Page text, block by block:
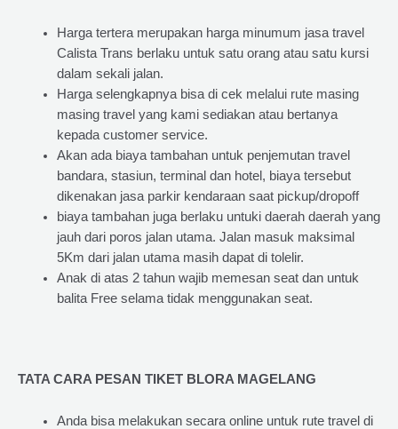
Harga tertera merupakan harga minumum jasa travel
Calista Trans berlaku untuk satu orang atau satu kursi
dalam sekali jalan.
Harga selengkapnya bisa di cek melalui rute masing
masing travel yang kami sediakan atau bertanya
kepada customer service.
Akan ada biaya tambahan untuk penjemutan travel
bandara, stasiun, terminal dan hotel, biaya tersebut
dikenakan jasa parkir kendaraan saat pickup/dropoff
biaya tambahan juga berlaku untuki daerah daerah yang
jauh dari poros jalan utama. Jalan masuk maksimal
5Km dari jalan utama masih dapat di tolelir.
Anak di atas 2 tahun wajib memesan seat dan untuk
balita Free selama tidak menggunakan seat.
TATA CARA PESAN TIKET BLORA MAGELANG
Anda bisa melakukan secara online untuk rute travel di